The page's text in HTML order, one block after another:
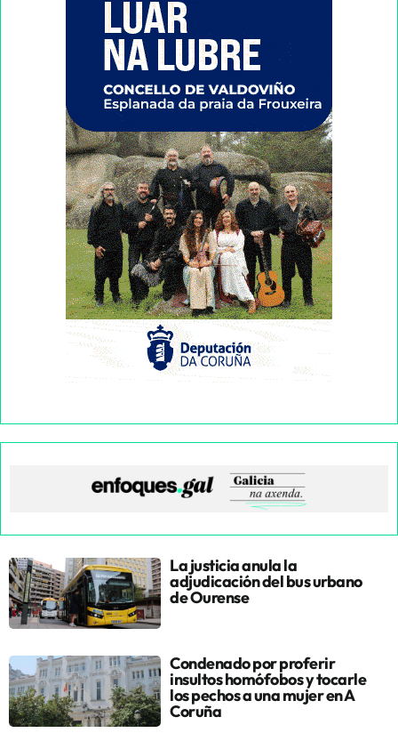
La justicia anula la
adjudicación del bus urbano
de Ourense
Condenado por proferir
insultos homófobos y tocarle
los pechos a una mujer en A
Coruña